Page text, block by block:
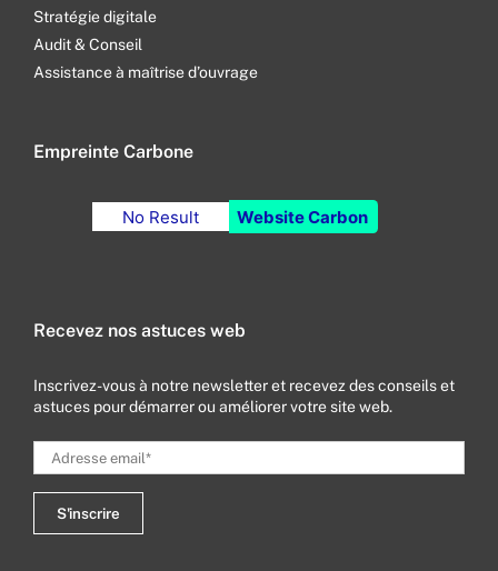
Stratégie digitale
Audit & Conseil
Assistance à maîtrise d’ouvrage
Empreinte Carbone
No Result Website Carbon
Recevez nos astuces web
Inscrivez-vous à notre newsletter et recevez des conseils et
astuces pour démarrer ou améliorer votre site web.